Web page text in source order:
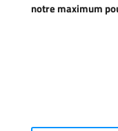
notre maximum